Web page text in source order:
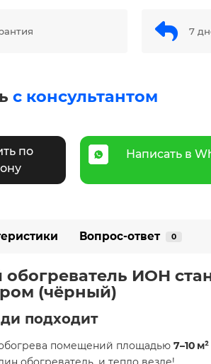
7
с консультантом
по
Написать в
Вопрос-ответ 0
ИОН
(чёрный)
подходит
помещений площадью 7–10 м²